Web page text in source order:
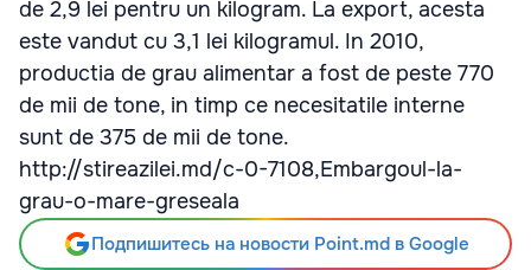
de 2,9 lei pentru un kilogram. La export, acesta
este vandut cu 3,1 lei kilogramul. In 2010,
productia de grau alimentar a fost de peste 770
de mii de tone, in timp ce necesitatile interne
sunt de 375 de mii de tone.
http://stireazilei.md/c-0-7108,Embargoul-la-
grau-o-mare-greseala
Подпишитесь на новости Point.md в Google